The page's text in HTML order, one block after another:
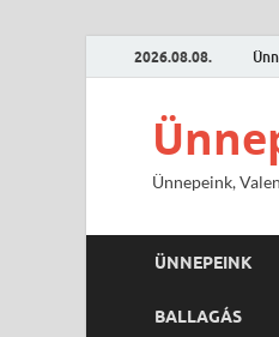
2026.08.08.
Ünnepeink,
ÜNNEPEINK
BALLAGÁS